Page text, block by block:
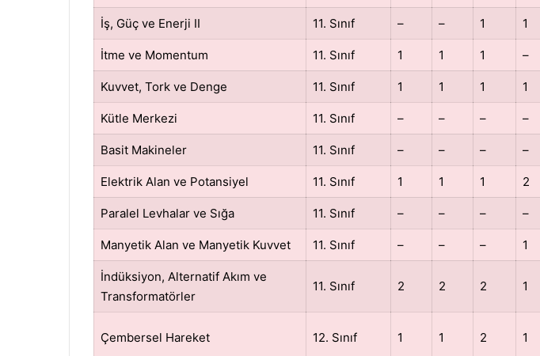
İş, Güç ve Enerji II 11. Sınıf – – 1 1
İtme ve Momentum 11. Sınıf 1 1 1 –
Kuvvet, Tork ve Denge 11. Sınıf 1 1 1 1
Kütle Merkezi 11. Sınıf – – – –
Basit Makineler 11. Sınıf – – – –
Elektrik Alan ve Potansiyel 11. Sınıf 1 1 1 2
Paralel Levhalar ve Sığa 11. Sınıf – – – –
Manyetik Alan ve Manyetik Kuvvet 11. Sınıf – – – 1
İndüksiyon, Alternatif Akım ve
Transformatörler
11. Sınıf 2 2 2 1
Çembersel Hareket 12. Sınıf 1 1 2 1